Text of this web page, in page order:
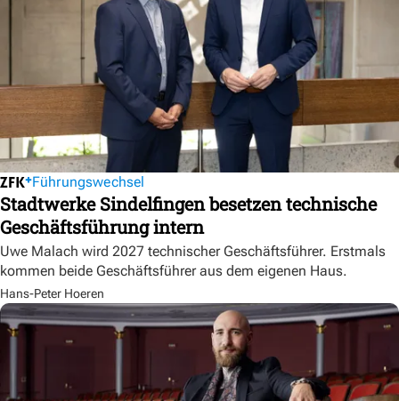
Führungswechsel
Stadtwerke Sindelfingen besetzen technische
Geschäftsführung intern
Uwe Malach wird 2027 technischer Geschäftsführer. Erstmals
kommen beide Geschäftsführer aus dem eigenen Haus.
Hans-Peter Hoeren